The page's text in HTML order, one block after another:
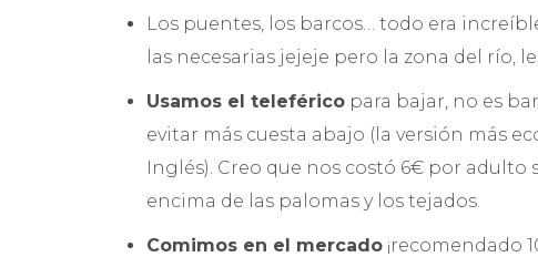
Los puentes, los barcos… todo era
las necesarias jejeje pero la zona del río,
Usamos el teleférico para bajar, no es
evitar más cuesta abajo (la versión más
Inglés). Creo que nos costó 6€ por adulto
encima de las palomas y los tejados.
Comimos en el mercado ¡recomendado